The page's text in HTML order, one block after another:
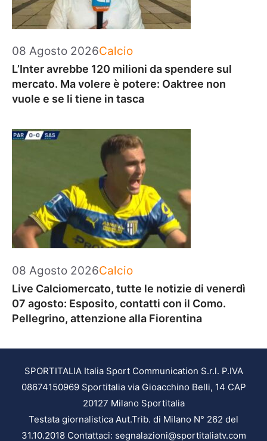
08 Agosto 2026Categorie
Calcio
L’Inter avrebbe 120 milioni da spendere sul
mercato. Ma volere è potere: Oaktree non
vuole e se li tiene in tasca
08 Agosto 2026Categorie
Calcio
Live Calciomercato, tutte le notizie di venerdì
07 agosto: Esposito, contatti con il Como.
Pellegrino, attenzione alla Fiorentina
SPORTITALIA Italia Sport Communication S.r.l. P.IVA
08674150969 Sportitalia via Gioacchino Belli, 14 CAP
20127 Milano Sportitalia
Testata giornalistica Aut.Trib. di Milano N° 262 del
31.10.2018 Contattaci: segnalazioni@sportitaliatv.com